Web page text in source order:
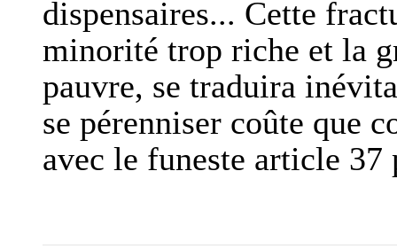
dispensaires... Cette
minorité trop riche et la
pauvre, se traduira
se pérenniser coûte que
avec le funeste article 37